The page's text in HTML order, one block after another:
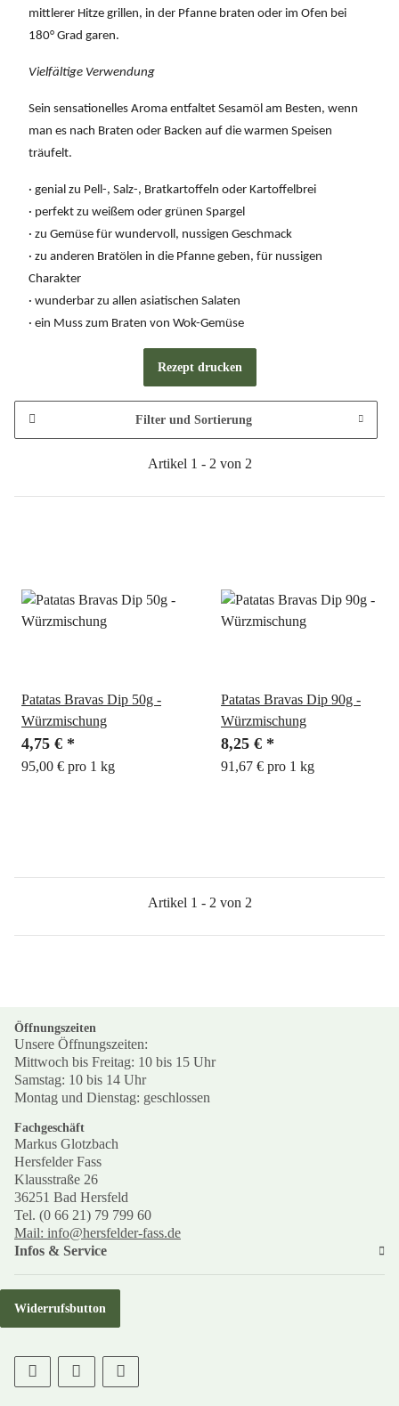
mittlerer Hitze grillen, in der Pfanne braten oder im Ofen bei
180° Grad garen.
Vielfältige Verwendung
Sein sensationelles Aroma entfaltet Sesamöl am Besten, wenn
man es nach Braten oder Backen auf die warmen Speisen
träufelt.
· genial zu Pell-, Salz-, Bratkartoffeln oder Kartoffelbrei
· perfekt zu weißem oder grünen Spargel
· zu Gemüse für wundervoll, nussigen Geschmack
· zu anderen Bratölen in die Pfanne geben, für nussigen
Charakter
· wunderbar zu allen asiatischen Salaten
· ein Muss zum Braten von Wok-Gemüse
Rezept drucken
Filter und Sortierung
Artikel 1 - 2 von 2
Patatas Bravas Dip 50g -
Würzmischung
4,75 € *
95,00 € pro 1 kg
Patatas Bravas Dip 90g -
Würzmischung
8,25 € *
91,67 € pro 1 kg
Artikel 1 - 2 von 2
Öffnungszeiten
Unsere Öffnungszeiten:
Mittwoch bis Freitag: 10 bis 15 Uhr
Samstag: 10 bis 14 Uhr
Montag und Dienstag: geschlossen
Fachgeschäft
Markus Glotzbach
Hersfelder Fass
Klausstraße 26
36251 Bad Hersfeld
Tel. (0 66 21) 79 799 60
Mail: info@hersfelder-fass.de
Infos & Service
Widerrufsbutton